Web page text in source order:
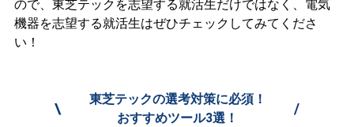
ので、東芝テックを志望する就活生だけではなく、電気
機器を志望する就活生はぜひチェックしてみてくださ
い！
\
東芝テックの選考対策に必須！
おすすめツール3選！
/